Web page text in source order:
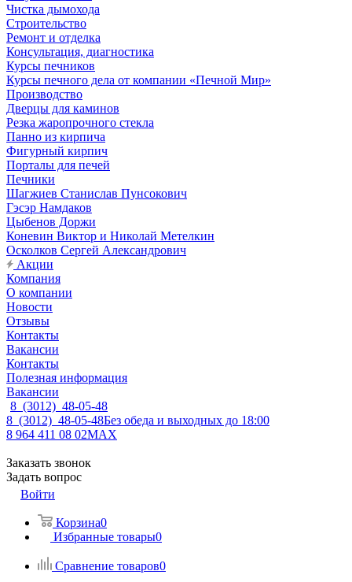
Чистка дымохода
Строительство
Ремонт и отделка
Консультация, диагностика
Курсы печников
Курсы печного дела от компании «Печной Мир»
Производство
Дверцы для каминов
Резка жаропрочного стекла
Панно из кирпича
Фигурный кирпич
Порталы для печей
Печники
Шагжиев Станислав Пунсокович
Гэсэр Намдаков
Цыбенов Доржи
Коневин Виктор и Николай Метелкин
Осколков Сергей Александрович
Акции
Компания
О компании
Новости
Отзывы
Контакты
Вакансии
Контакты
Полезная информация
Вакансии
8 (3012) 48-05-48
8 (3012) 48-05-48Без обеда и выходных до 18:00
8 964 411 08 02MAX
Заказать звонок
Задать вопрос
Войти
Корзина0
Избранные товары0
Сравнение товаров0